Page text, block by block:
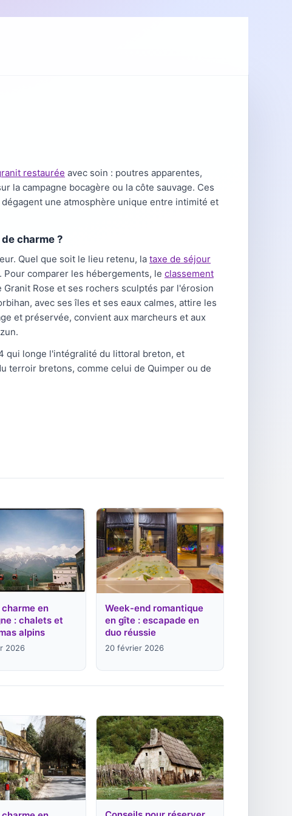
restaurée avec soin : poutres apparentes,
la campagne bocagère ou la côte sauvage. Ces
une atmosphère unique entre intimité et
charme ?
Quel que soit le lieu retenu, la taxe de séjour
comparer les hébergements, le classement
Rose et ses rochers sculptés par l'érosion
avec ses îles et ses eaux calmes, attire les
et préservée, convient aux marcheurs et aux
qui longe l'intégralité du littoral breton, et
terroir bretons, comme celui de Quimper ou de
en
: chalets et
alpins
2026
Week-end romantique
en gîte : escapade en
duo réussie
20 février 2026